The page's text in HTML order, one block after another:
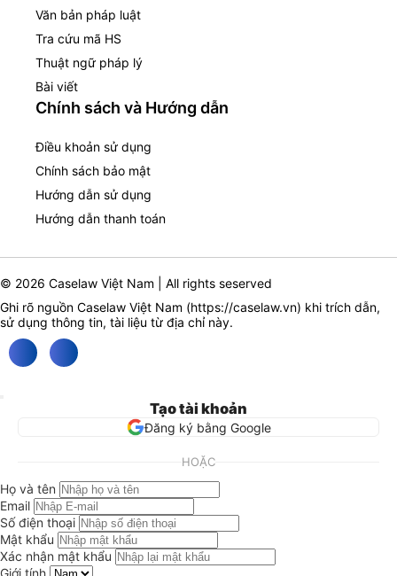
Văn bản pháp luật
Tra cứu mã HS
Thuật ngữ pháp lý
Bài viết
Chính sách và Hướng dẫn
Điều khoản sử dụng
Chính sách bảo mật
Hướng dẫn sử dụng
Hướng dẫn thanh toán
© 2026 Caselaw Việt Nam | All rights seserved
Ghi rõ nguồn Caselaw Việt Nam (https://caselaw.vn) khi trích dẫn,
sử dụng thông tin, tài liệu từ địa chỉ này.
Tạo tài khoản
Đăng ký bằng Google
HOẶC
Họ và tên
Email
Số điện thoại
Mật khẩu
Xác nhận mật khẩu
Giới tính